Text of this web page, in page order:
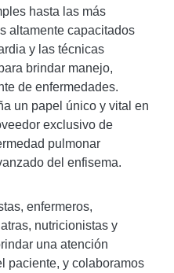
hasta las más
altamente capacitados
y las técnicas
brindar manejo,
de enfermedades.
un papel único y vital en
exclusivo de
pulmonar
del enfisema.
enfermeros,
nutricionistas y
una atención
paciente, y colaboramos